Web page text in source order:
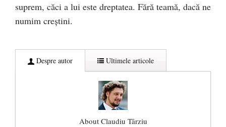
suprem, căci a lui este dreptatea. Fără teamă, dacă ne
numim creştini.
Despre autor Ultimele articole
About Claudiu Târziu